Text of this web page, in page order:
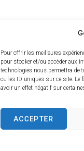
Pour offrir les meilleures
pour stocker et/ou accéder aux
technologies nous permettra de
ou les ID uniques sur ce site. Le
avoir un effet négatif sur
ACCEPTER